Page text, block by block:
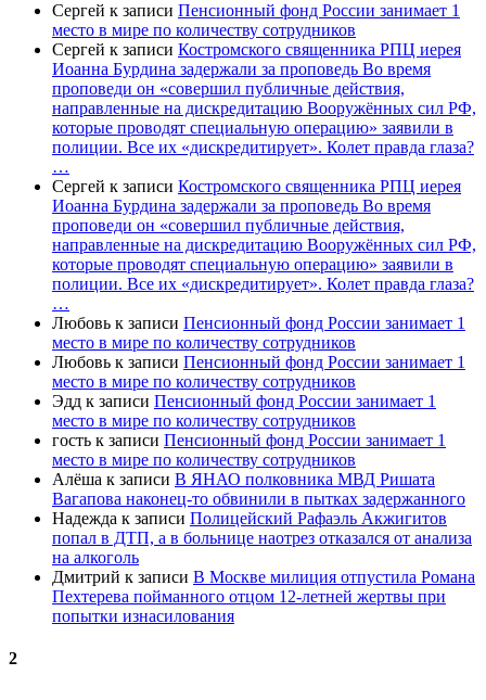
Сергей к записи Пенсионный фонд России занимает 1
место в мире по количеству сотрудников
Сергей к записи Костромского священника РПЦ иерея
Иоанна Бурдина задержали за проповедь Во время
проповеди он «совершил публичные действия,
направленные на дискредитацию Вооружённых сил РФ,
которые проводят специальную операцию» заявили в
полиции. Все их «дискредитирует». Колет правда глаза?
…
Сергей к записи Костромского священника РПЦ иерея
Иоанна Бурдина задержали за проповедь Во время
проповеди он «совершил публичные действия,
направленные на дискредитацию Вооружённых сил РФ,
которые проводят специальную операцию» заявили в
полиции. Все их «дискредитирует». Колет правда глаза?
…
Любовь к записи Пенсионный фонд России занимает 1
место в мире по количеству сотрудников
Любовь к записи Пенсионный фонд России занимает 1
место в мире по количеству сотрудников
Эдд к записи Пенсионный фонд России занимает 1
место в мире по количеству сотрудников
гость к записи Пенсионный фонд России занимает 1
место в мире по количеству сотрудников
Алёша к записи В ЯНАО полковника МВД Ришата
Вагапова наконец-то обвинили в пытках задержанного
Надежда к записи Полицейский Рафаэль Акжигитов
попал в ДТП, а в больнице наотрез отказался от анализа
на алкоголь
Дмитрий к записи В Москве милиция отпустила Романа
Пехтерева пойманного отцом 12-летней жертвы при
попытки изнасилования
2